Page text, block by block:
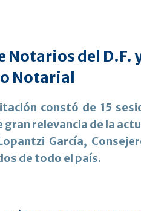
Notarios del
Notarial
constó de 15
gran relevancia de la
García,
de todo el país.